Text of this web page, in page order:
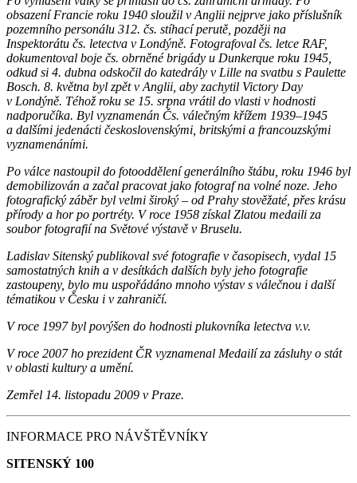
obsazení Francie roku 1940 sloužil v Anglii nejprve jako příslušník
pozemního personálu 312. čs. stíhací perutě, později na
Inspektorátu čs. letectva v Londýně. Fotografoval čs. letce RAF,
dokumentoval boje čs. obrněné brigády u Dunkerque roku 1945,
odkud si 4. dubna odskočil do katedrály v Lille na svatbu s Paulette
Bosch. 8. května byl zpět v Anglii, aby zachytil Victory Day
v Londýně. Téhož roku se 15. srpna vrátil do vlasti v hodnosti
nadporučíka. Byl vyznamenán Čs. válečným křížem 1939–1945
a dalšími jedenácti československými, britskými a francouzskými
vyznamenáními.
Po válce nastoupil do fotooddělení generálního štábu, roku 1946 byl
demobilizován a začal pracovat jako fotograf na volné noze. Jeho
fotografický záběr byl velmi široký – od Prahy stověžaté, přes krásu
přírody a hor po portréty. V roce 1958 získal Zlatou medaili za
soubor fotografií na Světové výstavě v Bruselu.
Ladislav Sitenský publikoval své fotografie v časopisech, vydal 15
samostatných knih a v desítkách dalších byly jeho fotografie
zastoupeny, bylo mu uspořádáno mnoho výstav s válečnou i další
tématikou v Česku i v zahraničí.
V roce 1997 byl povýšen do hodnosti plukovníka letectva v.v.
V roce 2007 ho prezident ČR vyznamenal Medailí za zásluhy o stát
v oblasti kultury a umění.
Zemřel 14. listopadu 2009 v Praze.
INFORMACE PRO NÁVŠTĚVNÍKY
SITENSKÝ 100